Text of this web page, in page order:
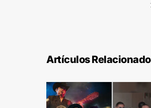
Artículos